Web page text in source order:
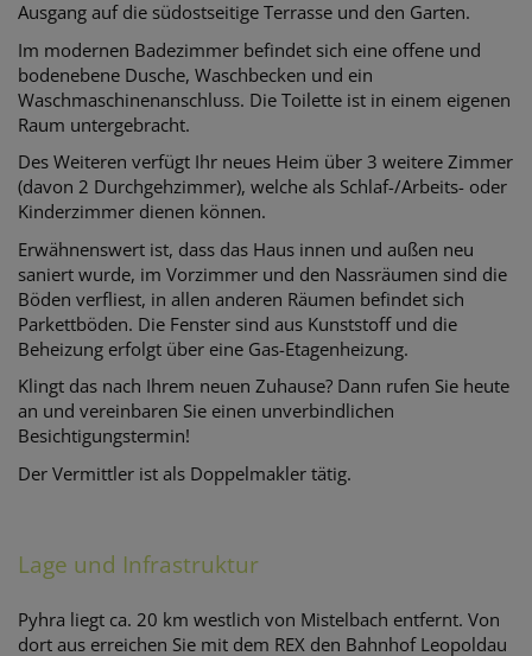
Ausgang auf die südostseitige Terrasse und den Garten.
Im modernen Badezimmer befindet sich eine offene und
bodenebene Dusche, Waschbecken und ein
Waschmaschinenanschluss. Die Toilette ist in einem eigenen
Raum untergebracht.
Des Weiteren verfügt Ihr neues Heim über 3 weitere Zimmer
(davon 2 Durchgehzimmer), welche als Schlaf-/Arbeits- oder
Kinderzimmer dienen können.
Erwähnenswert ist, dass das Haus innen und außen neu
saniert wurde, im Vorzimmer und den Nassräumen sind die
Böden verfliest, in allen anderen Räumen befindet sich
Parkettböden. Die Fenster sind aus Kunststoff und die
Beheizung erfolgt über eine Gas-Etagenheizung.
Klingt das nach Ihrem neuen Zuhause? Dann rufen Sie heute
an und vereinbaren Sie einen unverbindlichen
Besichtigungstermin!
Der Vermittler ist als Doppelmakler tätig.
Lage und Infrastruktur
Pyhra liegt ca. 20 km westlich von Mistelbach entfernt. Von
dort aus erreichen Sie mit dem REX den Bahnhof Leopoldau